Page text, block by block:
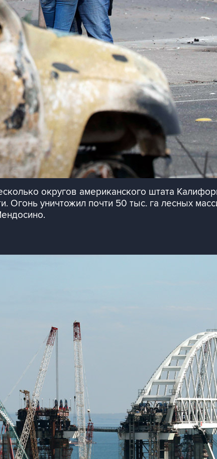
округов американского штата
Огонь уничтожил почти 50 тыс. га лесных